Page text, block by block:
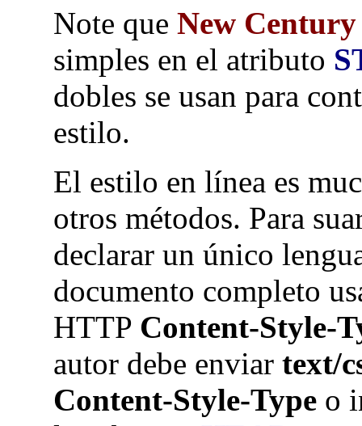
Note que New
simples en el atributo
dobles se usan para
estilo.
El estilo en línea es
otros métodos. Para
declarar un único
documento completo
HTTP Content-Style-
autor debe enviar text/
Content-Style-Typeo